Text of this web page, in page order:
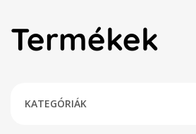
Termékek
KATEGÓRIÁK